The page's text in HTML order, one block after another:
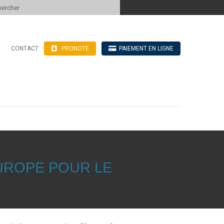
CONTACT PRONOTE PAIEMENT EN LIGNE
POUR LE